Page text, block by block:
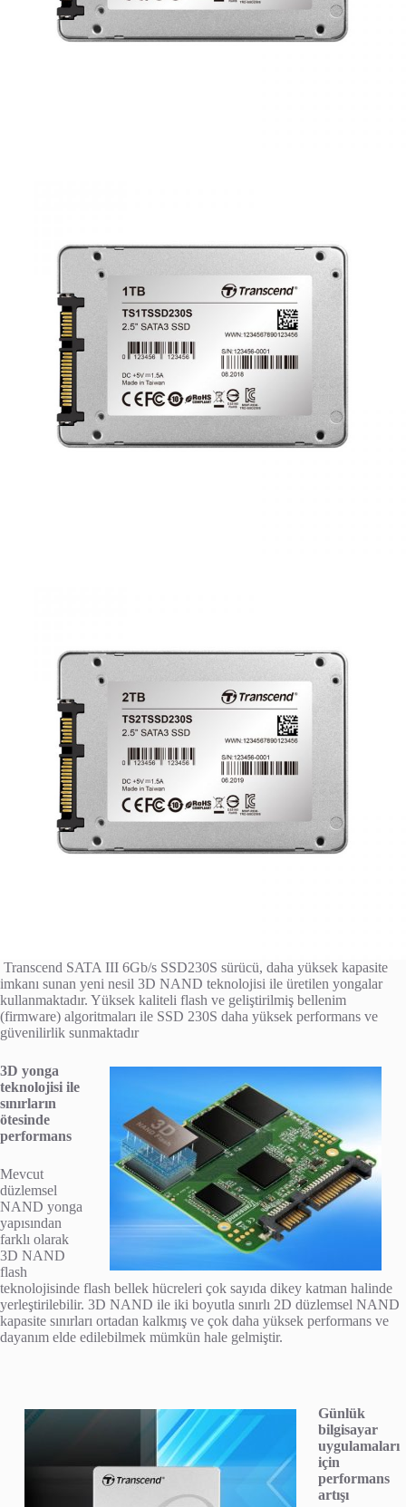
Transcend SATA III 6Gb/s SSD230S sürücü, daha yüksek kapasite
imkanı sunan yeni nesil 3D NAND teknolojisi ile üretilen yongalar
kullanmaktadır. Yüksek kaliteli flash ve geliştirilmiş bellenim
(firmware) algoritmaları ile SSD 230S daha yüksek performans ve
güvenilirlik sunmaktadır
3D yonga
teknolojisi ile
sınırların
ötesinde
performans
Mevcut
düzlemsel
NAND yonga
yapısından
farklı olarak
3D NAND
flash
teknolojisinde flash bellek hücreleri çok sayıda dikey katman halinde
yerleştirilebilir. 3D NAND ile iki boyutla sınırlı 2D düzlemsel NAND
kapasite sınırları ortadan kalkmış ve çok daha yüksek performans ve
dayanım elde edilebilmek mümkün hale gelmiştir.
Günlük
bilgisayar
uygulamaları
için
performans
artışı